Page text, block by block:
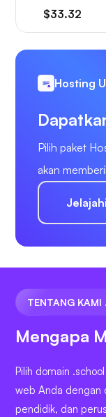
$33.32
Hosting
Pilih paket
akan
TENTANG KAMI
Mengapa
Pilih domain
web Anda dengan
pendidik, dan